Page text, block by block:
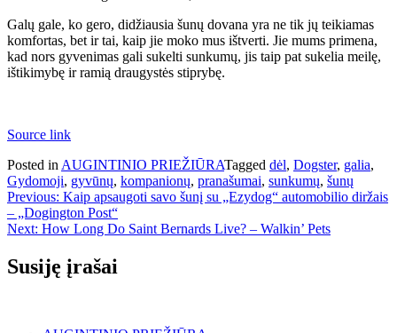
Galų gale, ko gero, didžiausia šunų dovana yra ne tik jų teikiamas
komfortas, bet ir tai, kaip jie moko mus ištverti. Jie mums primena,
kad nors gyvenimas gali sukelti sunkumų, jis taip pat sukelia meilę,
ištikimybę ir ramią draugystės stiprybę.
Source link
Posted in AUGINTINIO PRIEŽIŪRATagged dėl, Dogster, galia,
Gydomoji, gyvūnų, kompanionų, pranašumai, sunkumų, šunų
Navigacija
tarp
Previous: Kaip apsaugoti savo šunį su „Ezydog“ automobilio diržais
– „Dogington Post“
Next: How Long Do Saint Bernards Live? – Walkin’ Pets
Susiję įrašai